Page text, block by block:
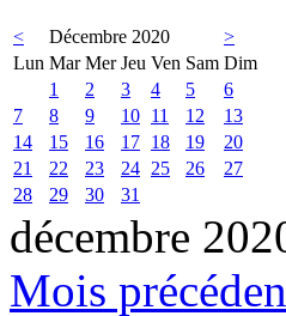
< Décembre 2020
>
Lun Mar Mer Jeu Ven Sam Dim
1
2 3 4 5
6
7
8 9 10 11 12
13
14
15 16 17 18 19
20
21
22 23 24 25 26
27
28
29 30 31
décembre
Mois